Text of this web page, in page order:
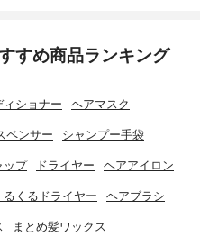
すめ商品ランキング
ィショナー ヘアマスク
ペンサー シャンプー手袋
ップ ドライヤー ヘアアイロン
るくるドライヤー ヘアブラシ
まとめ髪ワックス